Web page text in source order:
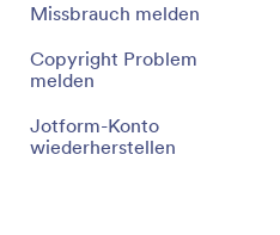
Missbrauch melden
Copyright Problem
melden
Jotform-Konto
wiederherstellen